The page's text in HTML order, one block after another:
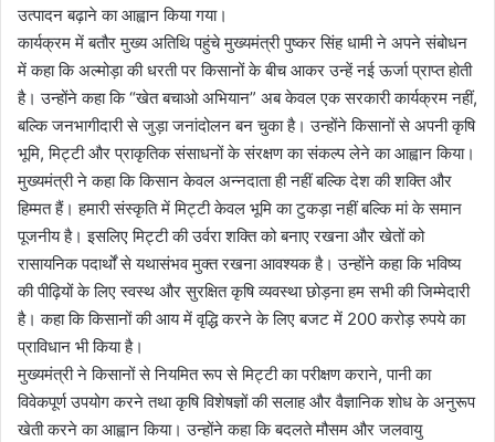
उत्पादन बढ़ाने का आह्वान किया गया।
कार्यक्रम में बतौर मुख्य अतिथि पहुंचे मुख्यमंत्री पुष्कर सिंह धामी ने अपने संबोधन
में कहा कि अल्मोड़ा की धरती पर किसानों के बीच आकर उन्हें नई ऊर्जा प्राप्त होती
है। उन्होंने कहा कि “खेत बचाओ अभियान” अब केवल एक सरकारी कार्यक्रम नहीं,
बल्कि जनभागीदारी से जुड़ा जनांदोलन बन चुका है। उन्होंने किसानों से अपनी कृषि
भूमि, मिट्टी और प्राकृतिक संसाधनों के संरक्षण का संकल्प लेने का आह्वान किया।
मुख्यमंत्री ने कहा कि किसान केवल अन्नदाता ही नहीं बल्कि देश की शक्ति और
हिम्मत हैं। हमारी संस्कृति में मिट्टी केवल भूमि का टुकड़ा नहीं बल्कि मां के समान
पूजनीय है। इसलिए मिट्टी की उर्वरा शक्ति को बनाए रखना और खेतों को
रासायनिक पदार्थों से यथासंभव मुक्त रखना आवश्यक है। उन्होंने कहा कि भविष्य
की पीढ़ियों के लिए स्वस्थ और सुरक्षित कृषि व्यवस्था छोड़ना हम सभी की जिम्मेदारी
है। कहा कि किसानों की आय में वृद्धि करने के लिए बजट में 200 करोड़ रुपये का
प्राविधान भी किया है।
मुख्यमंत्री ने किसानों से नियमित रूप से मिट्टी का परीक्षण कराने, पानी का
विवेकपूर्ण उपयोग करने तथा कृषि विशेषज्ञों की सलाह और वैज्ञानिक शोध के अनुरूप
खेती करने का आह्वान किया। उन्होंने कहा कि बदलते मौसम और जलवायु